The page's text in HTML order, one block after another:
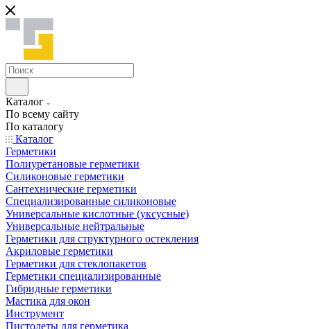
Каталог
По всему сайту
По каталогу
Каталог
Герметики
Полиуретановые герметики
Силиконовые герметики
Сантехнические герметики
Специализированные силиконовые
Универсальные кислотные (уксусные)
Универсальные нейтральные
Герметики для структурного остекления
Акриловые герметики
Герметики для стеклопакетов
Герметики специализированные
Гибридные герметики
Мастика для окон
Инструмент
Пистолеты для герметика